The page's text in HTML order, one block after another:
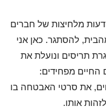
מלחיצות של חברים
להסתגר. כאן אני
תריסים ונועלת את
החיים מפחידים:
את סרטי האבטחה בו
אותו.